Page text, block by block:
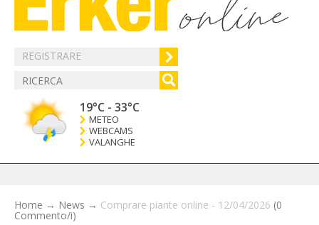
REGISTRARE
19°C - 33°C
METEO
WEBCAMS
VALANGHE
Home → News → Comprare piante online - 12/04/2026 (0
Commento/i)